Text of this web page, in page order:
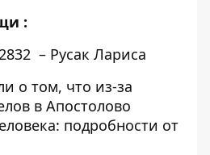
:
– Русак Лариса
о том, что из-за
в Апостолово
подробности от